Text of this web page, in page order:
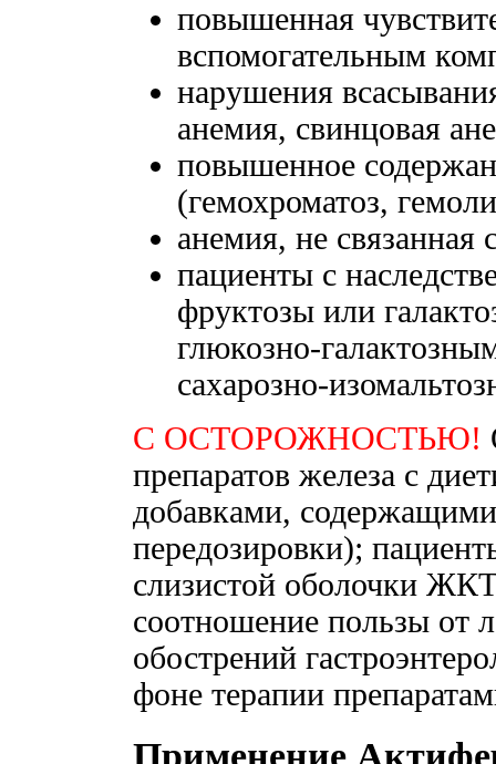
повышенная
вспомогательным
нарушения
анемия, свинцовая
повышенное
(гемохроматоз,
анемия, не связанная
пациенты с
фруктозы или
глюкозно-
сахарозно-
С ОСТОРОЖНОСТЬЮ!
препаратов железа с
добавками,
передозировки);
слизистой оболочки
соотношение пользы от
обострений
фоне терапии
Применение